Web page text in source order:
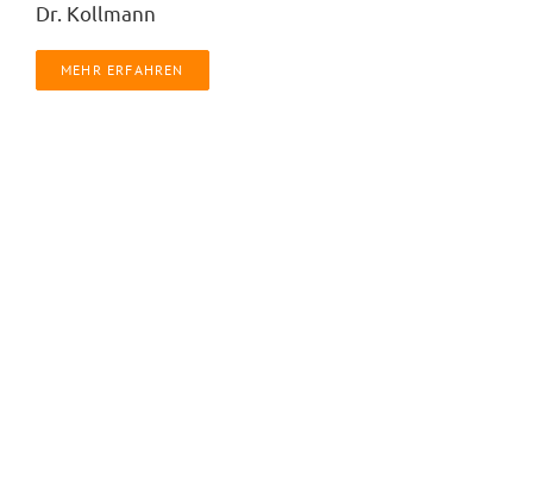
Dr. Kollmann
MEHR ERFAHREN